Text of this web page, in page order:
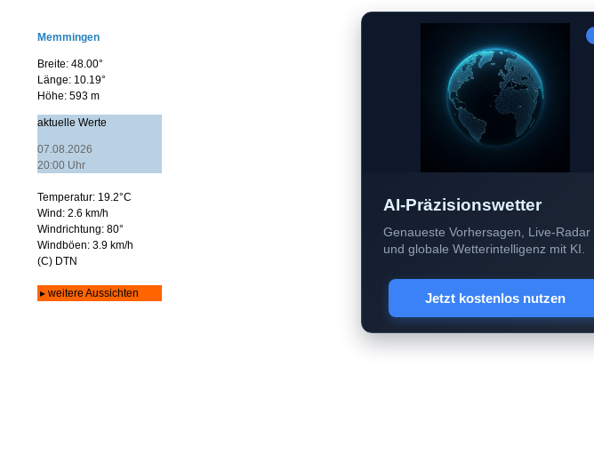
AI-Präzisionswetter
Genaueste Vorhersagen, Live-Radar
und globale Wetterintelligenz mit KI.
Jetzt kostenlos nutzen